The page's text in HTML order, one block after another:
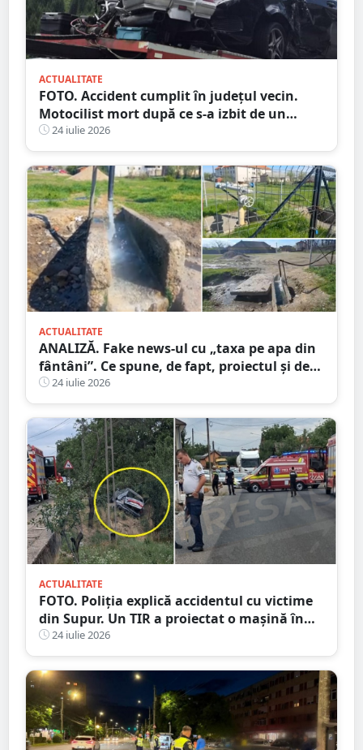
ACTUALITATE
FOTO. Accident cumplit în județul vecin.
Motocilist mort după ce s-a izbit de un
copac și un microbuz
24 iulie 2026
ACTUALITATE
ANALIZĂ. Fake news-ul cu „taxa pe apa din
fântâni”. Ce spune, de fapt, proiectul și de
unde a pornit dezinformarea
24 iulie 2026
ACTUALITATE
FOTO. Poliția explică accidentul cu victime
din Supur. Un TIR a proiectat o mașină în
șanț24 iulie 2026